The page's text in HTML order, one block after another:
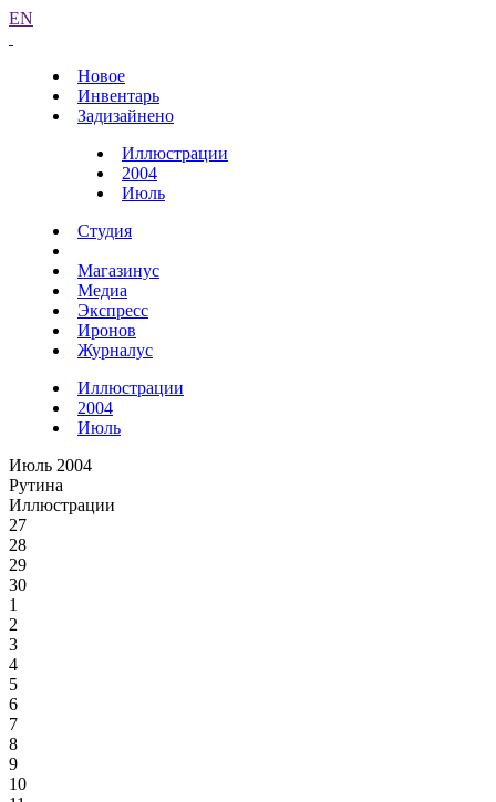
EN
Новое
Инвентарь
Задизайнено
Иллюстрации
2004
Июль
Студия
Магазинус
Медиа
Экспресс
Иронов
Журналус
Иллюстрации
2004
Июль
Июль 2004
Рутина
Иллюстрации
27
28
29
30
1
2
3
4
5
6
7
8
9
10